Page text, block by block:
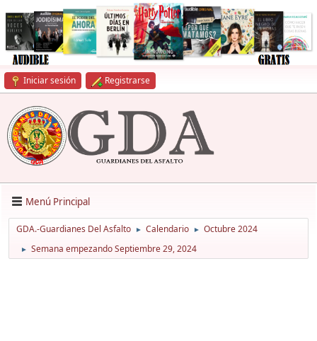
Iniciar sesión Registrarse
Menú Principal
GDA.-Guardianes Del Asfalto ► Calendario ► Octubre 2024
► Semana empezando Septiembre 29, 2024